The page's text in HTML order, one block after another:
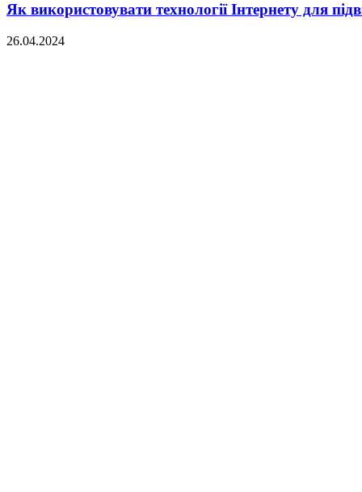
Як використовувати технології Інтернету для
26.04.2024